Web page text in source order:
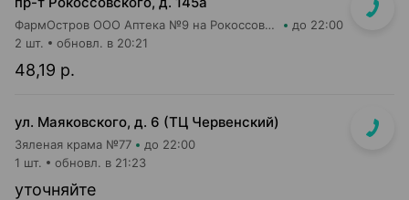
ФармОстров ООО Аптека №9 на Рокоссовского до 22:00
48,19 р.
2 шт. обновл. в 20:21
ул. Маяковского, д. 6 (ТЦ Червенский)
Зяленая крама №77 до 22:00
уточняйте
1 шт. обновл. в 21:23